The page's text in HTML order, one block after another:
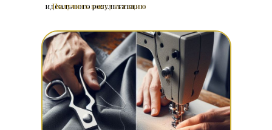
идеального результата.
Получить консультацию